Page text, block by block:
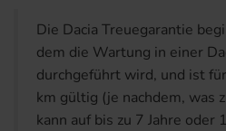
Die Dacia Treuegarantie
dem die Wartung in einer
durchgeführt wird, und ist
km gültig (je nachdem, was
kann auf bis zu 7 Jahre